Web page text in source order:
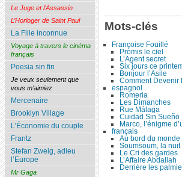
Mots-clés
Françoise Fouillé
Promis le ciel
L’Agent secret
Six jours ce
Bonjour l’Asile
Comment Devenir
espagnol
Romeria
Les Dimanches
Rue Málaga
Cuidad Sin Sueño
Marco, l’énigme
français
Au bord du monde
Soumsoum, la nuit
Le Cri des gardes
L’Affaire Abdallah
Derrière les
Le Juge et l’Assassin
L’Horloger de Saint Paul
La Fille inconnue
Voyage à travers le cinéma
français
Poesia sin fin
Je veux seulement que
vous m’aimiez
Mercenaire
Brooklyn Village
L’Économie du couple
Frantz
Stefan Zweig, adieu
l’Europe
Mr Gaga